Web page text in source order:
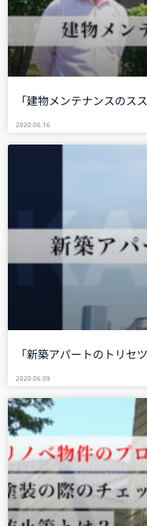
「建物メンテナンスのス
2020.06.16
「新築アパートのトリセ
2020.06.09